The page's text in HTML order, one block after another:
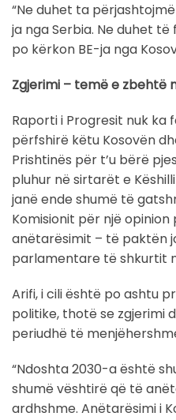
“Ne duhet ta
ja nga Serbia. Ne duhet
po kërkon BE-ja nga
Zgjerimi – temë e zbehtë
Raporti i Progresit nuk ka
përfshirë këtu Kosovën
Prishtinës për t’u bërë
pluhur në sirtarët e
janë ende shumë të
Komisionit për një
anëtarësimit – të paktën
parlamentare të shkurtit
Arifi, i cili është po ashtu
politike, thotë se zgjerimi
periudhë të
“Ndoshta 2030-a është
shumë vështirë që të
ardhshme. Anëtarësimi i